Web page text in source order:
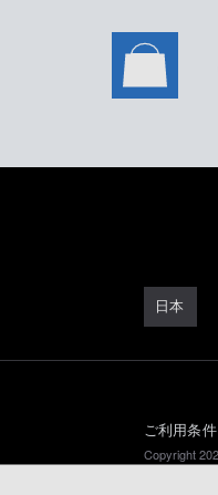
日本
ご利用条件
Copyright